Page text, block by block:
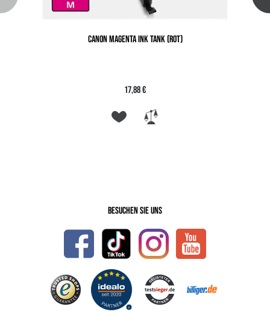
CANON MAGENTA INK TANK (ROT)
17,88 €
Besuchen Sie uns